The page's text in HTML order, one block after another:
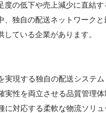
度の低下や売上減少に直結
、独自の配送ネットワーク
している企業があります。
実現する独自の配送システム
実性を両立させる品質管理体
に対応する柔軟な物流ソリ